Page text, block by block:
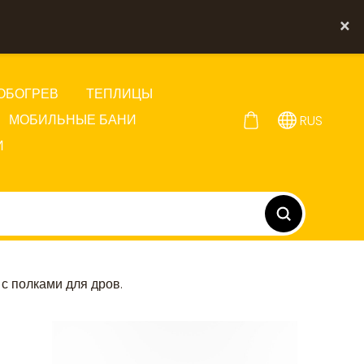
×
ТЕПЛИЦЫ
МОБИЛЬНЫЕ БАНИ
RUS
полками для дров.